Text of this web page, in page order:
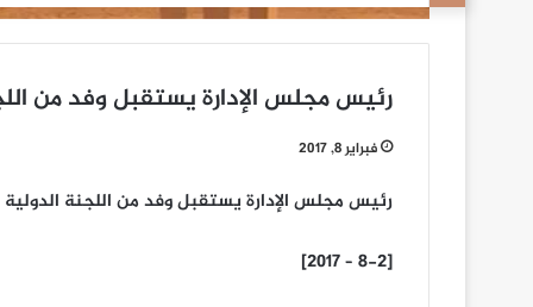
رئيس مجلس الإدارة يستقبل وفد من
فبراير 8, 2017
رئيس مجلس الإدارة يستقبل وفد من اللجنة الدولية
[8-2 – 2017]